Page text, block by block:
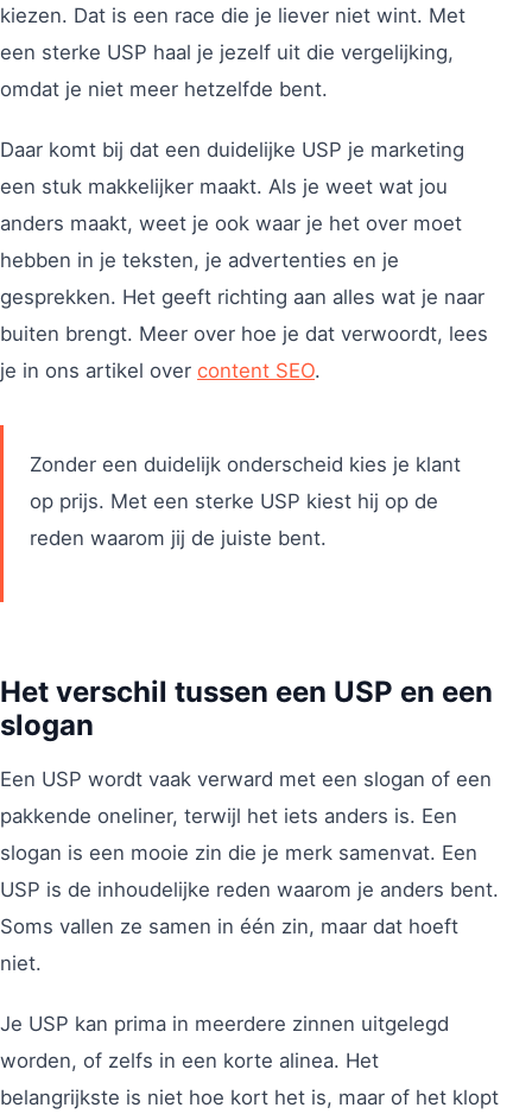
kiezen. Dat is een race die je liever niet wint. Met
een sterke USP haal je jezelf uit die vergelijking,
omdat je niet meer hetzelfde bent.
Daar komt bij dat een duidelijke USP je marketing
een stuk makkelijker maakt. Als je weet wat jou
anders maakt, weet je ook waar je het over moet
hebben in je teksten, je advertenties en je
gesprekken. Het geeft richting aan alles wat je naar
buiten brengt. Meer over hoe je dat verwoordt, lees
je in ons artikel over content SEO.
Zonder een duidelijk onderscheid kies je klant
op prijs. Met een sterke USP kiest hij op de
reden waarom jij de juiste bent.
Het verschil tussen een USP en een
slogan
Een USP wordt vaak verward met een slogan of een
pakkende oneliner, terwijl het iets anders is. Een
slogan is een mooie zin die je merk samenvat. Een
USP is de inhoudelijke reden waarom je anders bent.
Soms vallen ze samen in één zin, maar dat hoeft
niet.
Je USP kan prima in meerdere zinnen uitgelegd
worden, of zelfs in een korte alinea. Het
belangrijkste is niet hoe kort het is, maar of het klopt